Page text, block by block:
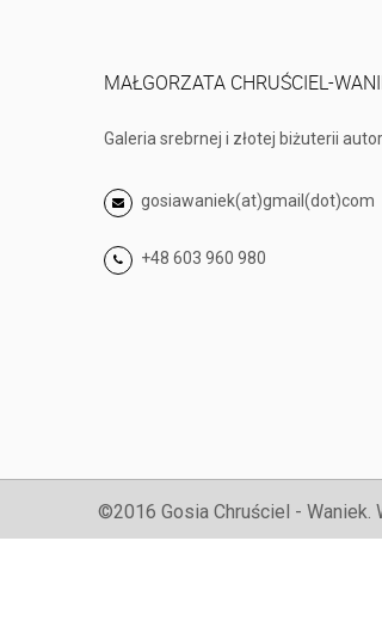
MAŁGORZATA CHRUŚCIEL-
Galeria srebrnej i złotej biżuterii
gosiawaniek(at)gmail(dot)com
+48 603 960 980
©2016 Gosia Chruściel -